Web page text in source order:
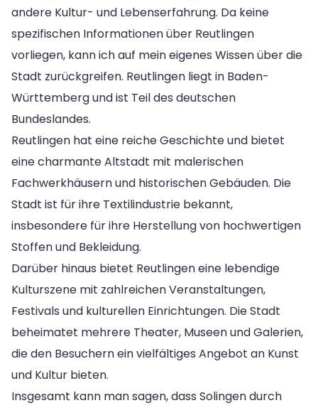
andere Kultur- und Lebenserfahrung. Da keine
spezifischen Informationen über Reutlingen
vorliegen, kann ich auf mein eigenes Wissen über die
Stadt zurückgreifen. Reutlingen liegt in Baden-
Württemberg und ist Teil des deutschen
Bundeslandes.
Reutlingen hat eine reiche Geschichte und bietet
eine charmante Altstadt mit malerischen
Fachwerkhäusern und historischen Gebäuden. Die
Stadt ist für ihre Textilindustrie bekannt,
insbesondere für ihre Herstellung von hochwertigen
Stoffen und Bekleidung.
Darüber hinaus bietet Reutlingen eine lebendige
Kulturszene mit zahlreichen Veranstaltungen,
Festivals und kulturellen Einrichtungen. Die Stadt
beheimatet mehrere Theater, Museen und Galerien,
die den Besuchern ein vielfältiges Angebot an Kunst
und Kultur bieten.
Insgesamt kann man sagen, dass Solingen durch